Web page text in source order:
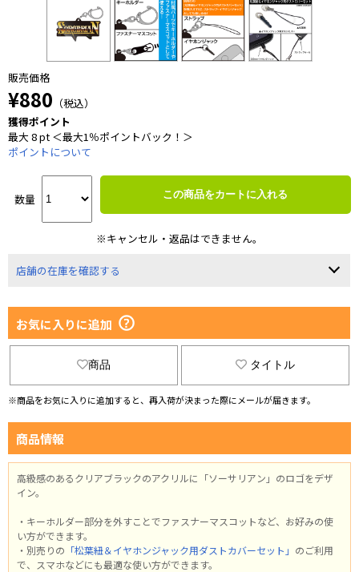
販売価格
¥880 （税込）
獲得ポイント
最大 8 pt ＜最大1％ポイントバック！＞
ポイントについて
数量 この商品をカートに入れる
※キャンセル・返品はできません。
店舗の在庫を確認する
お気に入りに追加
商品 タイトル
※商品をお気に入りに追加すると、再入荷が決まった際にメールが届きます。
商品情報
高級感のあるクリアブラックのアクリルに「ソーサリアン」のロゴをデザ
イン。
・キーホルダー部分を外すことでファスナーマスコットなど、お好みの使
い方ができます。
・別売りの 「松葉紐＆イヤホンジャック用ダストカバーセット」 のご利用
で、スマホなどにも最適な使い方ができます。